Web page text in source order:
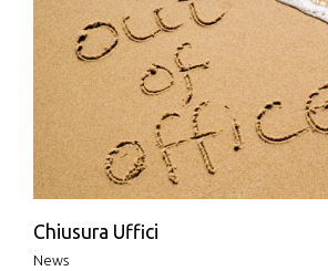
Chiusura Uffici
News